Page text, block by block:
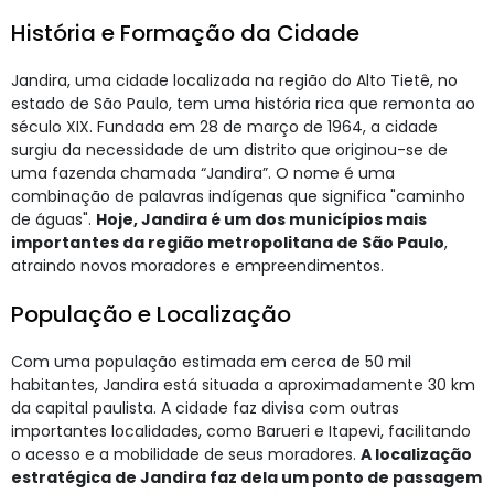
História e Formação da Cidade
Jandira, uma cidade localizada na região do Alto Tietê, no
estado de São Paulo, tem uma história rica que remonta ao
século XIX. Fundada em 28 de março de 1964, a cidade
surgiu da necessidade de um distrito que originou-se de
uma fazenda chamada “Jandira”. O nome é uma
combinação de palavras indígenas que significa "caminho
de águas". Hoje, Jandira é um dos municípios mais
importantes da região metropolitana de São Paulo,
atraindo novos moradores e empreendimentos.
População e Localização
Com uma população estimada em cerca de 50 mil
habitantes, Jandira está situada a aproximadamente 30 km
da capital paulista. A cidade faz divisa com outras
importantes localidades, como Barueri e Itapevi, facilitando
o acesso e a mobilidade de seus moradores. A localização
estratégica de Jandira faz dela um ponto de passagem